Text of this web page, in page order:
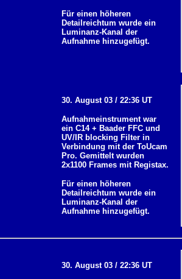
Für einen höheren
Detailreichtum wurde ein
Luminanz-Kanal der
Aufnahme hinzugefügt.
30. August 03 / 22:36 UT
Aufnahmeinstrument war
ein C14 + Baader FFC und
UV/IR blocking Filter in
Verbindung mit der ToUcam
Pro. Gemittelt wurden
2x1100 Frames mit Registax.
Für einen höheren
Detailreichtum wurde ein
Luminanz-Kanal der
Aufnahme hinzugefügt.
30. August 03 / 22:36 UT